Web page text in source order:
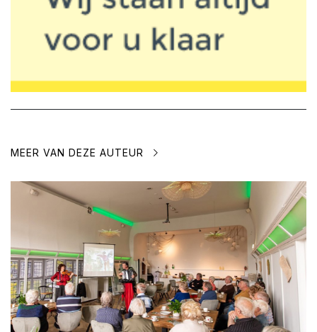
MEER VAN DEZE AUTEUR